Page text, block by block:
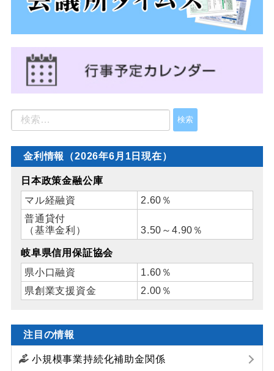
金利情報（2026年6月1日現在）
日本政策金融公庫
マル経融資
2.60％
普通貸付
（基準金利）
3.50～4.90％
岐阜県信用保証協会
県小口融資
1.60％
県創業支援資金
2.00％
注目の情報
小規模事業持続化補助金関係